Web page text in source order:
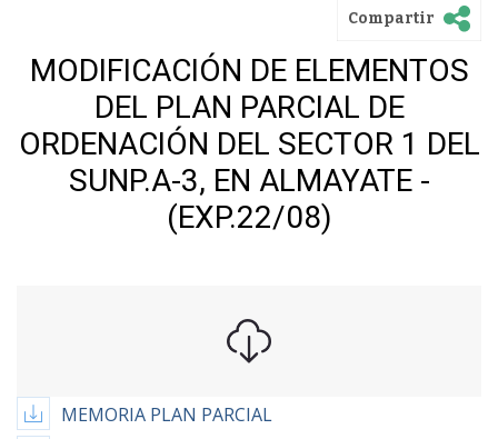
Compartir
MODIFICACIÓN DE ELEMENTOS
DEL PLAN PARCIAL DE
ORDENACIÓN DEL SECTOR 1 DEL
SUNP.A-3, EN ALMAYATE -
(EXP.22/08)
MEMORIA PLAN PARCIAL